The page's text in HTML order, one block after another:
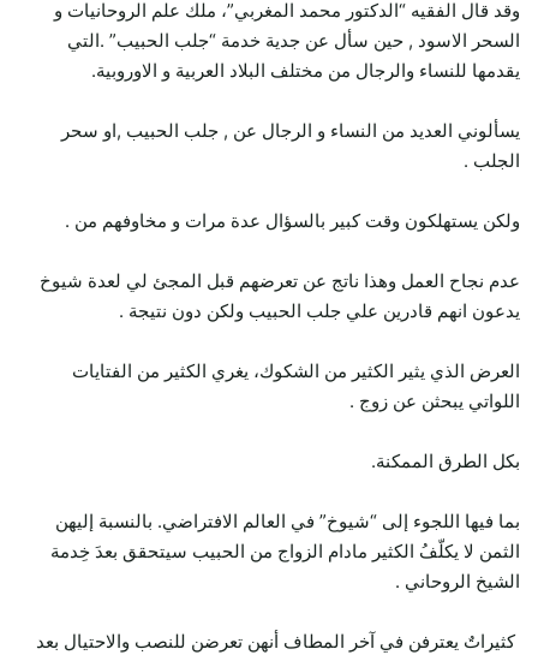
وقد قال الفقيه “الدكتور محمد المغربي”، ملك علم الروحانيات و
السحر الاسود , حين سأل عن جدية خدمة “جلب الحبيب” .التي
يقدمها للنساء والرجال من مختلف البلاد العربية و الاوروبية.
يسألوني العديد من النساء و الرجال عن , جلب الحبيب ,او سحر
الجلب .
ولكن يستهلكون وقت كبير بالسؤال عدة مرات و مخاوفهم من .
عدم نجاح العمل وهذا ناتج عن تعرضهم قبل المجئ لي لعدة شيوخ
يدعون انهم قادرين علي جلب الحبيب ولكن دون نتيجة .
العرض الذي يثير الكثير من الشكوك، يغري الكثير من الفتايات
اللواتي يبحثن عن زوج .
بكل الطرق الممكنة.
بما فيها اللجوء إلى “شيوخ” في العالم الافتراضي. بالنسبة إليهن
الثمن لا يكلّفُ الكثير مادام الزواج من الحبيب سيتحقق بعدَ خِدمة
الشيخ الروحاني .
كثيراتٌ يعترفن في آخر المطاف أنهن تعرضن للنصب والاحتيال بعد